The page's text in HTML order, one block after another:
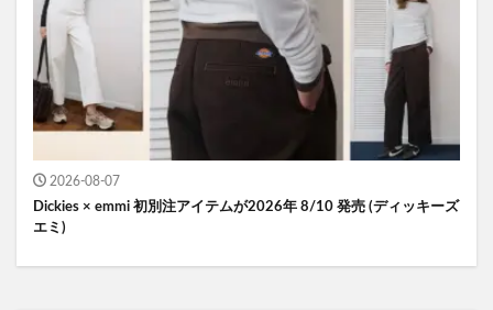
2026-08-07
Dickies × emmi 初別注アイテムが2026年 8/10 発売 (ディッキーズ
エミ)